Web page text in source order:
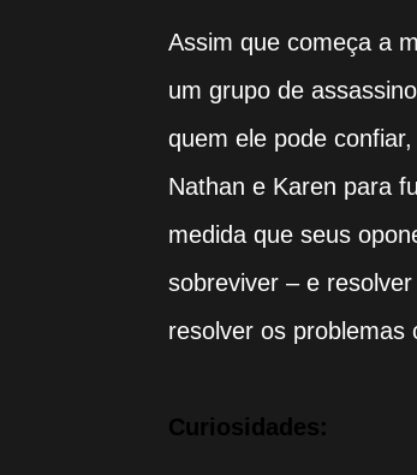
Assim que começa a
um grupo de
quem ele pode
Nathan e Karen para
medida que seus
sobreviver – e
resolver os problemas
Curiosidades: